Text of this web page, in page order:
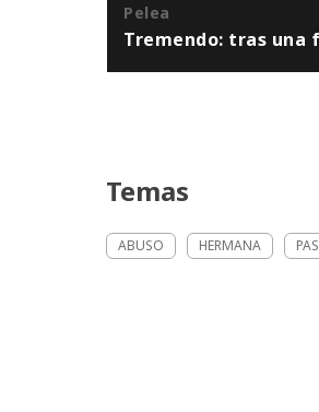
Pelea
Tremendo: tras una
Temas
ABUSO HERMANA